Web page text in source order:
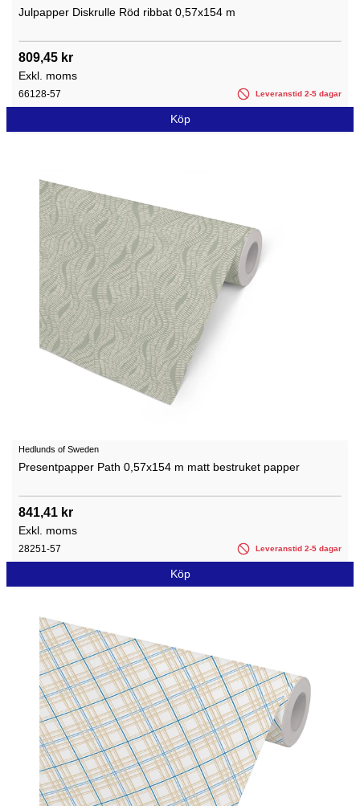
Julpapper Diskrulle Röd ribbat 0,57x154 m
809,45 kr
Exkl. moms
66128-57 Leveranstid 2-5 dagar
Köp
Hedlunds of Sweden
Presentpapper Path 0,57x154 m matt bestruket papper
841,41 kr
Exkl. moms
28251-57 Leveranstid 2-5 dagar
Köp